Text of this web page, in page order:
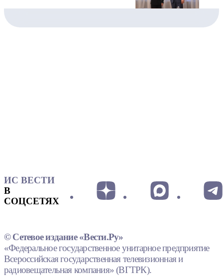
ИС ВЕСТИ
В
СОЦСЕТЯХ
© Сетевое издание «Вести.Ру»
«Федеральное государственное унитарное предприятие
Всероссийская государственная телевизионная и
радиовещательная компания» (ВГТРК).